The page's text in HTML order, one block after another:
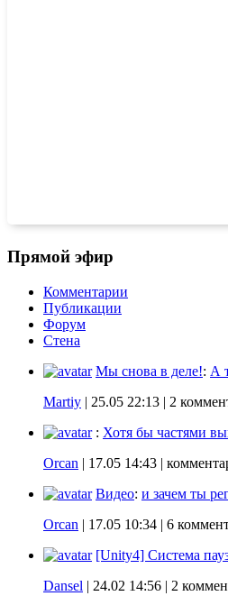
Прямой эфир
Комментарии
Публикации
Форум
Стена
Мы снова в деле!: А
Martiy | 25.05 22:13 | 2
: Хотя бы частями
Orcan | 17.05 14:43 |
Видео: и зачем ты
Orcan | 17.05 10:34 | 6
[Unity4] Система
Dansel | 24.02 14:56 | 2